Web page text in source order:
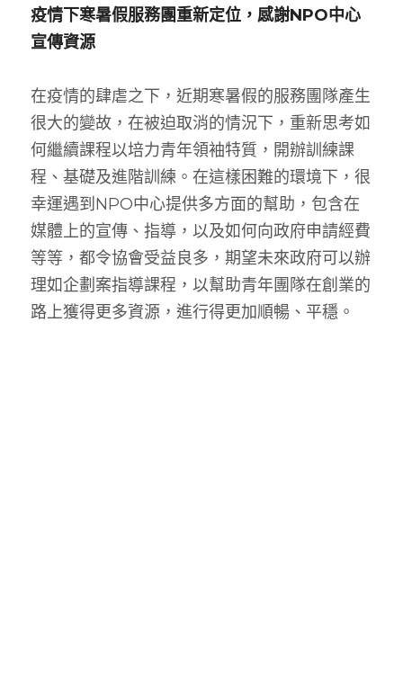
疫情下寒暑假服務團重新定位，感謝NPO中心
宣傳資源
在疫情的肆虐之下，近期寒暑假的服務團隊產生
很大的變故，在被迫取消的情況下，重新思考如
何繼續課程以培力青年領袖特質，開辦訓練課
程、基礎及進階訓練。在這樣困難的環境下，很
幸運遇到NPO中心提供多方面的幫助，包含在
媒體上的宣傳、指導，以及如何向政府申請經費
等等，都令協會受益良多，期望未來政府可以辦
理如企劃案指導課程，以幫助青年團隊在創業的
路上獲得更多資源，進行得更加順暢、平穩。